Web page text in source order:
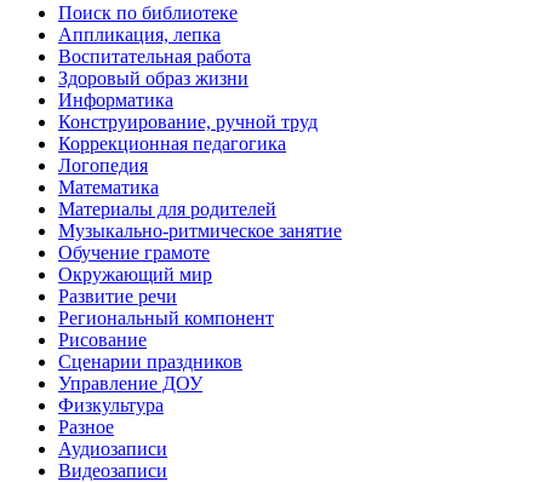
Поиск по библиотеке
Аппликация, лепка
Воспитательная работа
Здоровый образ жизни
Информатика
Конструирование, ручной труд
Коррекционная педагогика
Логопедия
Математика
Материалы для родителей
Музыкально-ритмическое занятие
Обучение грамоте
Окружающий мир
Развитие речи
Региональный компонент
Рисование
Сценарии праздников
Управление ДОУ
Физкультура
Разное
Аудиозаписи
Видеозаписи